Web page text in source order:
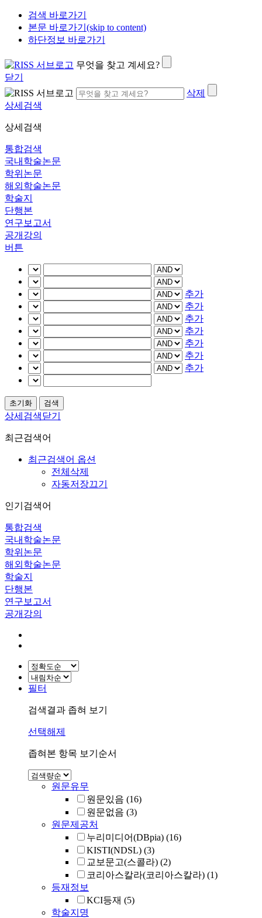
검색 바로가기
본문 바로가기(skip to content)
하단정보 바로가기
무엇을 찾고 계세요?
닫기
삭제
상세검색
상세검색
통합검색
국내학술논문
학위논문
해외학술논문
학술지
단행본
연구보고서
공개강의
버튼
추가
추가
추가
추가
추가
추가
추가
상세검색닫기
최근검색어
최근검색어 옵션
전체삭제
자동저장끄기
인기검색어
통합검색
국내학술논문
학위논문
해외학술논문
학술지
단행본
연구보고서
공개강의
필터
검색결과 좁혀 보기
선택해제
좁혀본 항목 보기순서
원문유무
원문있음 (16)
원문없음 (3)
원문제공처
누리미디어(DBpia) (16)
KISTI(NDSL) (3)
교보문고(스콜라) (2)
코리아스칼라(코리아스칼라) (1)
등재정보
KCI등재 (5)
학술지명